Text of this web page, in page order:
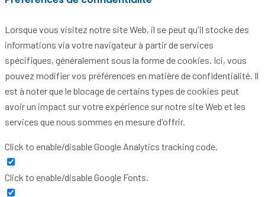
Lorsque vous visitez notre site Web, il se peut qu'il stocke des
informations via votre navigateur à partir de services
spécifiques, généralement sous la forme de cookies. Ici, vous
pouvez modifier vos préférences en matière de confidentialité. Il
est à noter que le blocage de certains types de cookies peut
avoir un impact sur votre expérience sur notre site Web et les
services que nous sommes en mesure d'offrir.
Click to enable/disable Google Analytics tracking code.
Click to enable/disable Google Fonts.